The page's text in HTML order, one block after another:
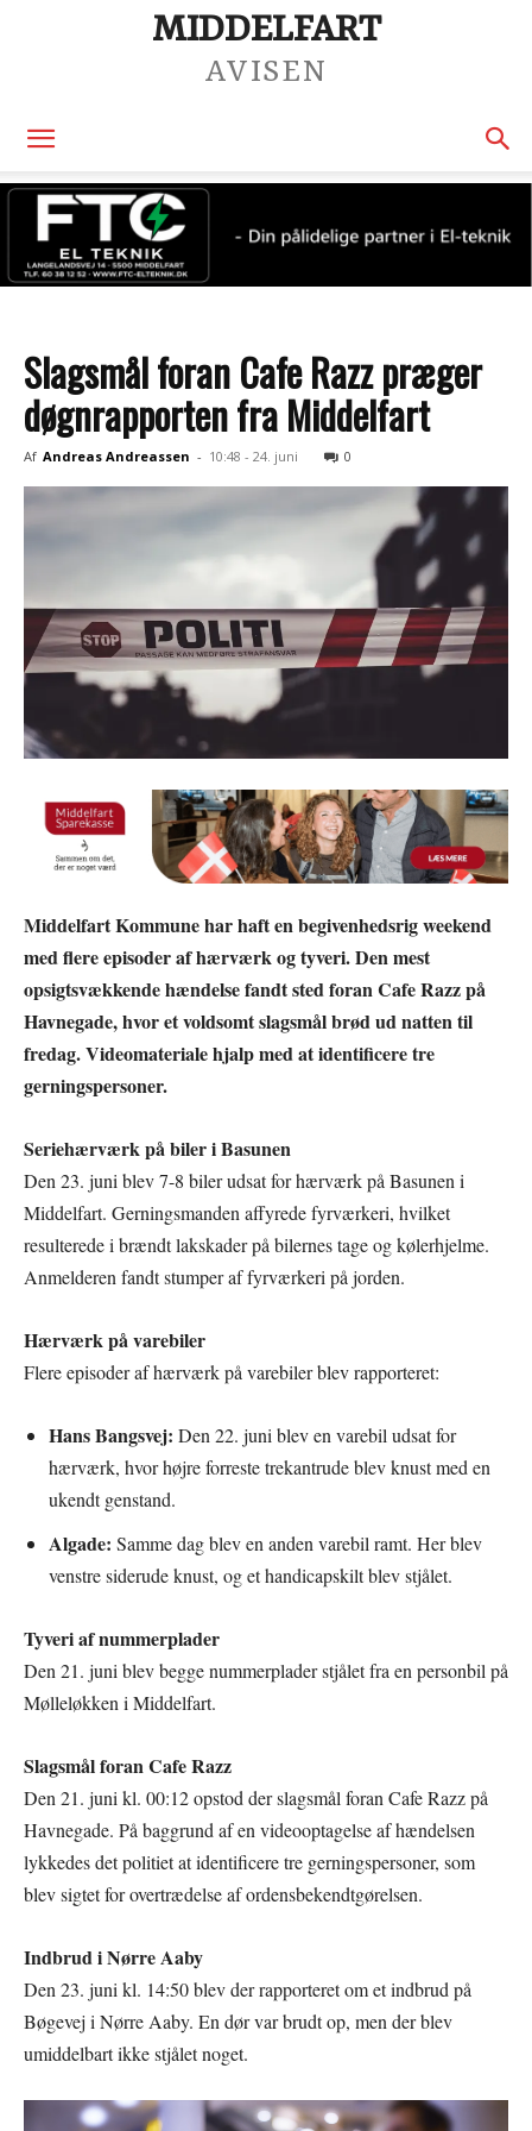
MIDDELFART
AVISEN
Slagsmål foran Cafe Razz præger
døgnrapporten fra Middelfart
Af Andreas Andreassen - 10:48 - 24. juni 0
Middelfart Kommune har haft en begivenhedsrig weekend
med flere episoder af hærværk og tyveri. Den mest
opsigtsvækkende hændelse fandt sted foran Cafe Razz på
Havnegade, hvor et voldsomt slagsmål brød ud natten til
fredag. Videomateriale hjalp med at identificere tre
gerningspersoner.
Seriehærværk på biler i Basunen
Den 23. juni blev 7-8 biler udsat for hærværk på Basunen i
Middelfart. Gerningsmanden affyrede fyrværkeri, hvilket
resulterede i brændt lakskader på bilernes tage og kølerhjelme.
Anmelderen fandt stumper af fyrværkeri på jorden.
Hærværk på varebiler
Flere episoder af hærværk på varebiler blev rapporteret:
Hans Bangsvej: Den 22. juni blev en varebil udsat for
hærværk, hvor højre forreste trekantrude blev knust med en
ukendt genstand.
Algade: Samme dag blev en anden varebil ramt. Her blev
venstre siderude knust, og et handicapskilt blev stjålet.
Tyveri af nummerplader
Den 21. juni blev begge nummerplader stjålet fra en personbil på
Mølleløkken i Middelfart.
Slagsmål foran Cafe Razz
Den 21. juni kl. 00:12 opstod der slagsmål foran Cafe Razz på
Havnegade. På baggrund af en videooptagelse af hændelsen
lykkedes det politiet at identificere tre gerningspersoner, som
blev sigtet for overtrædelse af ordensbekendtgørelsen.
Indbrud i Nørre Aaby
Den 23. juni kl. 14:50 blev der rapporteret om et indbrud på
Bøgevej i Nørre Aaby. En dør var brudt op, men der blev
umiddelbart ikke stjålet noget.